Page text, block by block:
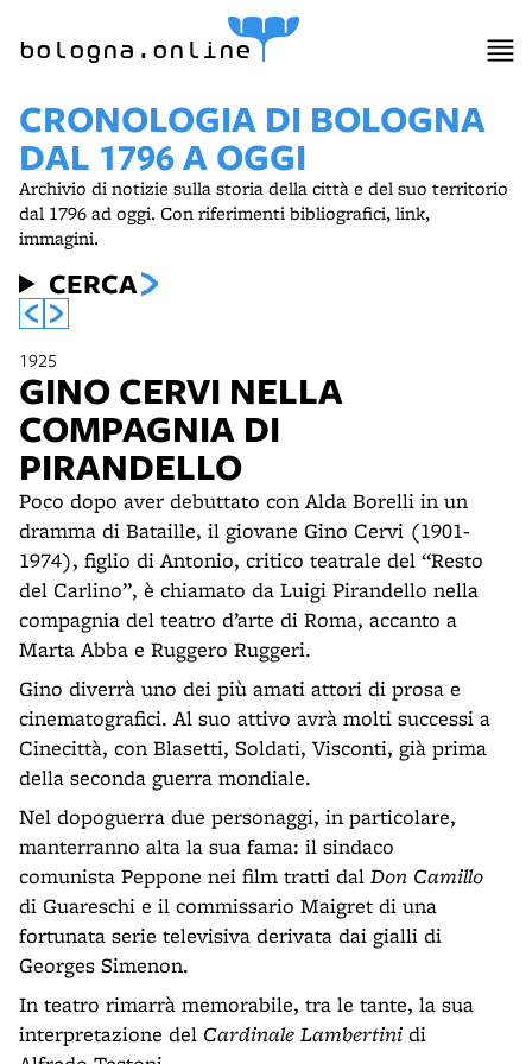
bologna.online
CRONOLOGIA DI BOLOGNA
DAL 1796 A OGGI
Archivio di notizie sulla storia della città e del suo territorio
dal 1796 ad oggi. Con riferimenti bibliografici, link,
immagini.
CERCA
1925
GINO CERVI NELLA
COMPAGNIA DI
PIRANDELLO
Poco dopo aver debuttato con Alda Borelli in un
dramma di Bataille, il giovane Gino Cervi (1901-
1974), figlio di Antonio, critico teatrale del “Resto
del Carlino”, è chiamato da Luigi Pirandello nella
compagnia del teatro d’arte di Roma, accanto a
Marta Abba e Ruggero Ruggeri.
Gino diverrà uno dei più amati attori di prosa e
cinematografici. Al suo attivo avrà molti successi a
Cinecittà, con Blasetti, Soldati, Visconti, già prima
della seconda guerra mondiale.
Nel dopoguerra due personaggi, in particolare,
manterranno alta la sua fama: il sindaco
comunista Peppone nei film tratti dal Don Camillo
di Guareschi e il commissario Maigret di una
fortunata serie televisiva derivata dai gialli di
Georges Simenon.
In teatro rimarrà memorabile, tra le tante, la sua
interpretazione del Cardinale Lambertini di